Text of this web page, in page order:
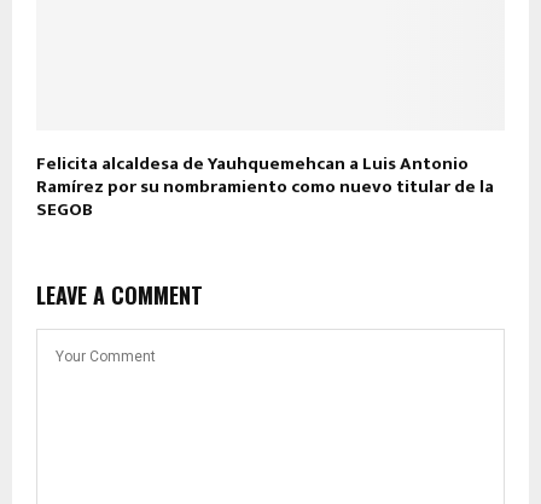
Felicita alcaldesa de Yauhquemehcan a Luis Antonio
Ramírez por su nombramiento como nuevo titular de la
SEGOB
LEAVE A COMMENT